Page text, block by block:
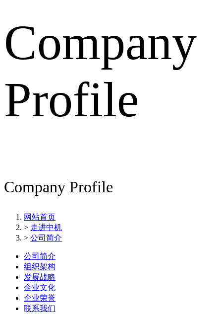
Company
Profile
Company Profile
网站首页
> 走进中机
> 公司简介
公司简介
组织架构
发展战略
企业文化
企业荣誉
联系我们